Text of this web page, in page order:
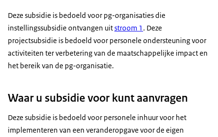
Ondertiteling
srt
Download
Audiobeschrijving
Wij helpen graag bij het bereiken van de doelen
en de doelgroep. Daarom hebben we extra geld
vrijgemaakt voor meer menskracht.
Wil je in aanmerking komen voor deze
Je levert een plan van aanpak aan met in elk
geval deze onderdelen. Een externe analyse van
de missie en visie van jouw organisatie. Waar
Deze subsidie is bedoeld voor pg-organisaties die
instellingssubsidie ontvangen uitstroom 1 . Deze
projectsubsidie is bedoeld voor personele ondersteuning voor
activiteiten ter verbetering van de maatschappelijke impact en
het bereik van de pg-organisatie.
Waar u subsidie voor kunt aanvragen
Deze subsidie is bedoeld voor personele inhuur voor het
implementeren van een veranderopgave voor de eigen